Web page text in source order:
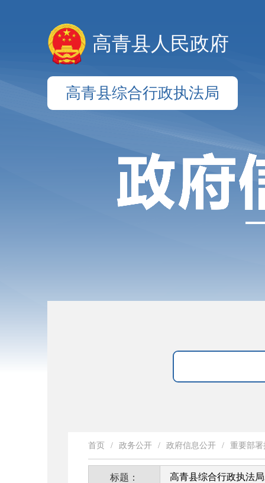
高青县人民政府
高青县综合行政执法局
首页 / 政务公开 / 政府信息公开 / 重要部署
标题： 高青县综合行政执法